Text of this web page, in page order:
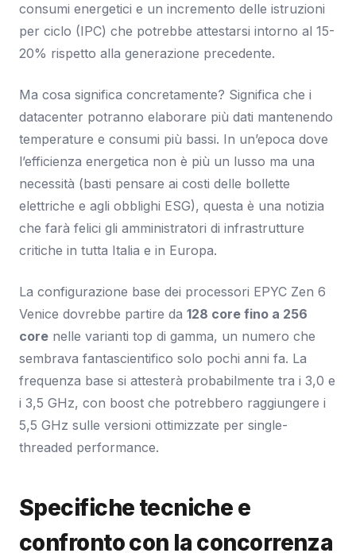
consumi energetici e un incremento delle istruzioni
per ciclo (IPC) che potrebbe attestarsi intorno al 15-
20% rispetto alla generazione precedente.
Ma cosa significa concretamente? Significa che i
datacenter potranno elaborare più dati mantenendo
temperature e consumi più bassi. In un’epoca dove
l’efficienza energetica non è più un lusso ma una
necessità (basti pensare ai costi delle bollette
elettriche e agli obblighi ESG), questa è una notizia
che farà felici gli amministratori di infrastrutture
critiche in tutta Italia e in Europa.
La configurazione base dei processori EPYC Zen 6
Venice dovrebbe partire da 128 core fino a 256
core nelle varianti top di gamma, un numero che
sembrava fantascientifico solo pochi anni fa. La
frequenza base si attesterà probabilmente tra i 3,0 e
i 3,5 GHz, con boost che potrebbero raggiungere i
5,5 GHz sulle versioni ottimizzate per single-
threaded performance.
Specifiche tecniche e
confronto con la concorrenza